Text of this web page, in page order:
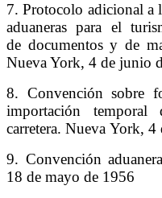
7. Protocolo adicional a
aduaneras para el
de documentos y de
Nueva York, 4 de junio
8. Convención sobre
importación temporal
carretera. Nueva York,
9. Convención
18 de mayo de 1956